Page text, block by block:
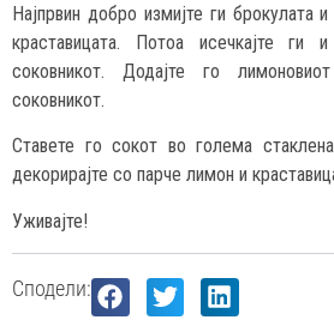
Најпрвин добро измијте ги брокулата
краставицата. Потоа исечкајте ги
соковникот. Додајте го
соковникот.
Ставете го сокот во голема
декорирајте со парче лимон и
Уживајте!
Сподели: